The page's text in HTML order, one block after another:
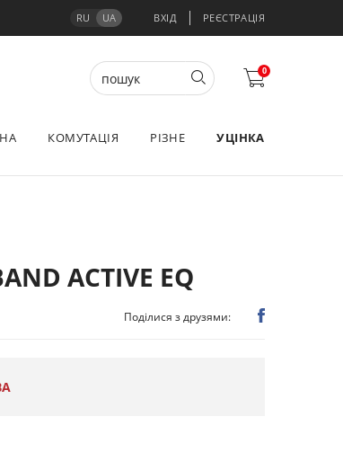
RU UA ВХІД РЕЄСТРАЦІЯ
0
КОМУТАЦІЯ РІЗНЕ УЦІНКА
ACTIVE EQ
Поділися з друзями: